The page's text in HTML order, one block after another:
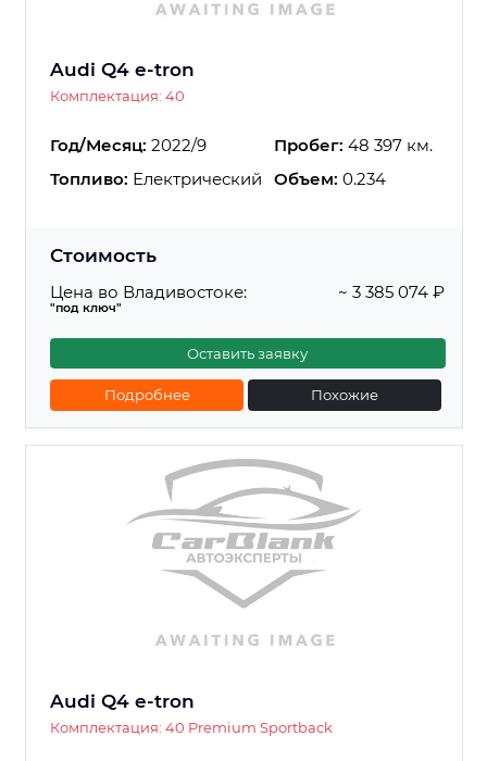
Audi Q4 e-tron
Комплектация: 40
Год/Месяц: 2022/9 Пробег: 48 397 км.
Топливо: Електрический Объем: 0.234
Стоимость
Цена во Владивостоке:
"под ключ"
~ 3 385 074 ₽
Оставить заявку
Подробнее Похожие
Audi Q4 e-tron
Комплектация: 40 Premium Sportback